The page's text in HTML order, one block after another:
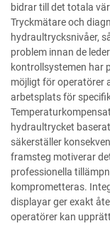
bidrar till det totala
Tryckmätare och
hydraultrycksnivåer,
problem innan de
kontrollsystemen har
möjligt för operatörer
arbetsplats för
hydraultrycket
säkerställer
framsteg motiverar
professionella
komprometteras.
displayar ger exakt
operatörer kan